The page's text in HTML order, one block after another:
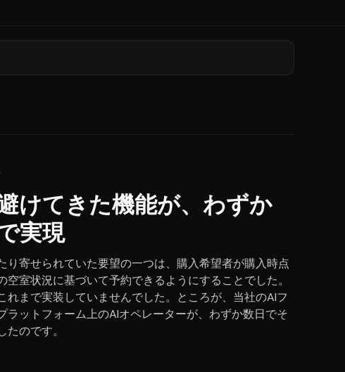
けてきた機能が、わずか
実現
り寄せられていた要望の一つは、購入希望者が購入時点
空室状況に基づいて予約できるようにすることでした。
れまで実装していませんでした。ところが、当社のAIフ
ラットフォーム上のAIオペレーターが、わずか数日でそ
たのです。